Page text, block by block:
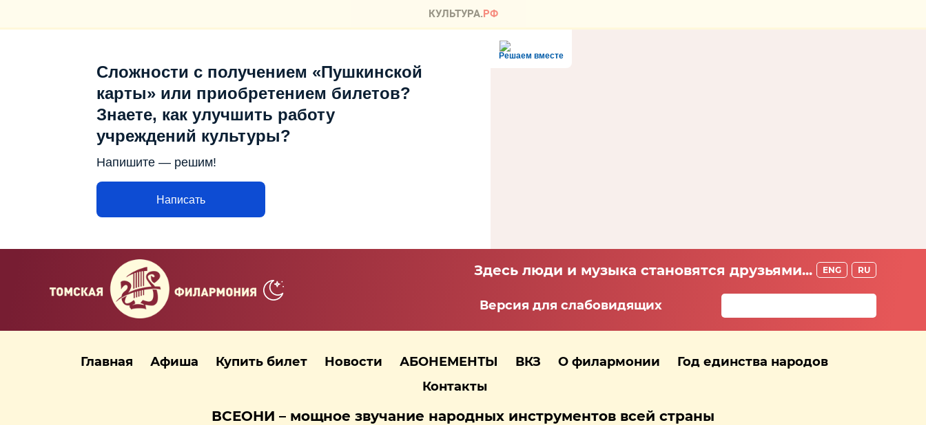
Решаем вместе
Сложности с получением «Пушкинской
карты» или приобретением билетов?
Знаете, как улучшить работу
учреждений культуры?
Напишите — решим!
Написать
Здесь люди и музыка становятся друзьями... ENG RU
Версия для слабовидящих
Главная Афиша Купить билет Новости АБОНЕМЕНТЫ ВКЗ О филармонии
Год единства народов
Контакты
ВСЕОНИ – мощное звучание народных инструментов всей страны